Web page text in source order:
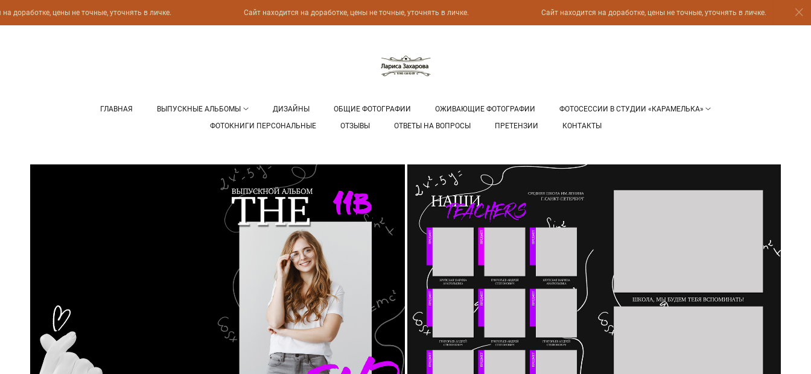
ГЛАВНАЯ ВЫПУСКНЫЕ АЛЬБОМЫ ДИЗАЙНЫ ОБЩИЕ ФОТОГРАФИИ ОЖИВАЮЩИЕ ФОТОГРАФИИ
ФОТОСЕССИИ В СТУДИИ «КАРАМЕЛЬКА»
ФОТОКНИГИ ПЕРСОНАЛЬНЫЕ
ОТЗЫВЫ ОТВЕТЫ НА ВОПРОСЫ ПРЕТЕНЗИИ КОНТАКТЫ
доработке, цены не точные, уточнять в личке. Сайт находится на доработке, цены не точные, уточнять в личке. Сайт находится на доработке, цены не точные, уточнять в личке.